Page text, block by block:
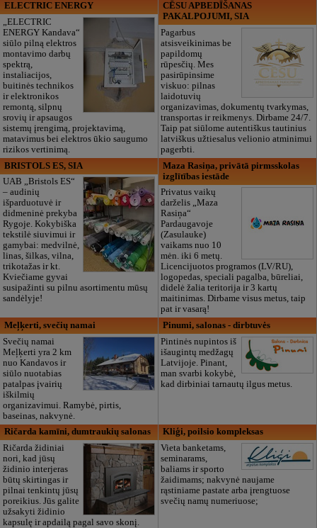
ELECTRIC ENERGY
„ELECTRIC
ENERGY Kandava“
siūlo pilną elektros
montavimo darbų
spektrą,
instaliacijos,
buitinės technikos
ir elektronikos
remontą, silpnų
srovių ir apsaugos
sistemų įrengimą, projektavimą,
matavimus bei elektros ūkio saugumo
rizikos vertinimą.
CĒSU APBEDĪŠANAS
PAKALPOJUMI, SIA
Pagarbus
atsisveikinimas be
papildomų
rūpesčių. Mes
pasirūpinsime
viskuo: pilnas
laidotuvių
organizavimas, dokumentų tvarkymas,
transportas ir reikmenys. Dirbame 24/7.
Taip pat siūlome autentiškus tautinius
latviškus užtiesalus velionio atminimui
pagerbti.
BRISTOLS ES, SIA
UAB „Bristols ES“
– audinių
išparduotuvė ir
didmeninė prekyba
Rygoje. Kokybiška
tekstilė siuvimui ir
gamybai: medvilnė,
linas, šilkas, vilna,
trikotažas ir kt.
Kviečiame gyvai
susipažinti su pilnu asortimentu mūsų
sandėlyje!
Maza Rasiņa, privātā pirmsskolas
izglītības iestāde
Privatus vaikų
darželis „Maza
Rasiņa“
Pardaugavoje
(Zasulauke)
vaikams nuo 10
mėn. iki 6 metų.
Licencijuotos programos (LV/RU),
logopedas, speciali pagalba, būreliai,
didelė žalia teritorija ir 3 kartų
maitinimas. Dirbame visus metus, taip
pat ir vasarą!
Meļķerti, svečių namai
Svečių namai
Meļķerti yra 2 km
nuo Kandavos ir
siūlo nuotabias
patalpas įvairių
iškilmių
organizavimui. Ramybė, pirtis,
baseinas, nakvynė.
Pinumi, salonas - dirbtuvės
Pintinės nupintos iš
išaugintų medžagų
Latvijoje. Pinant,
man svarbi kokybė,
kad dirbiniai tarnautų ilgus metus.
Ričarda kamīni, dumtraukių salonas
Ričarda židiniai
nori, kad jūsų
židinio interjeras
būtų skirtingas ir
pilnai tenkintų jūsų
poreikius. Jūs galite
užsakyti židinio
kapsulę ir apdailą pagal savo skonį.
Kliģi, poilsio kompleksas
Vieta banketams,
seminarams,
baliams ir sporto
žaidimams; nakvynė naujame
rąstiniame pastate arba įrengtuose
svečių namų numeriuose;